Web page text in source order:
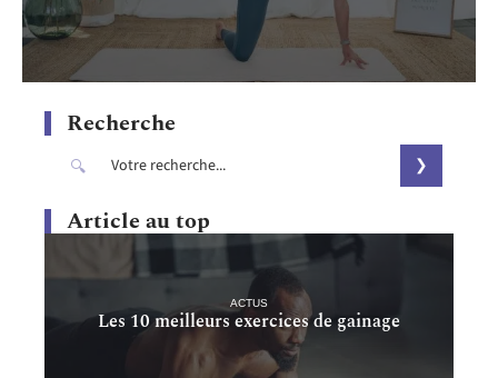
Recherche
Article au top
ACTUS
Les 10 meilleurs exercices de gainage